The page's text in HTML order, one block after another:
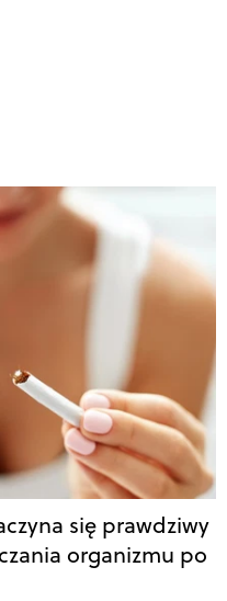
się prawdziwy
organizmu po